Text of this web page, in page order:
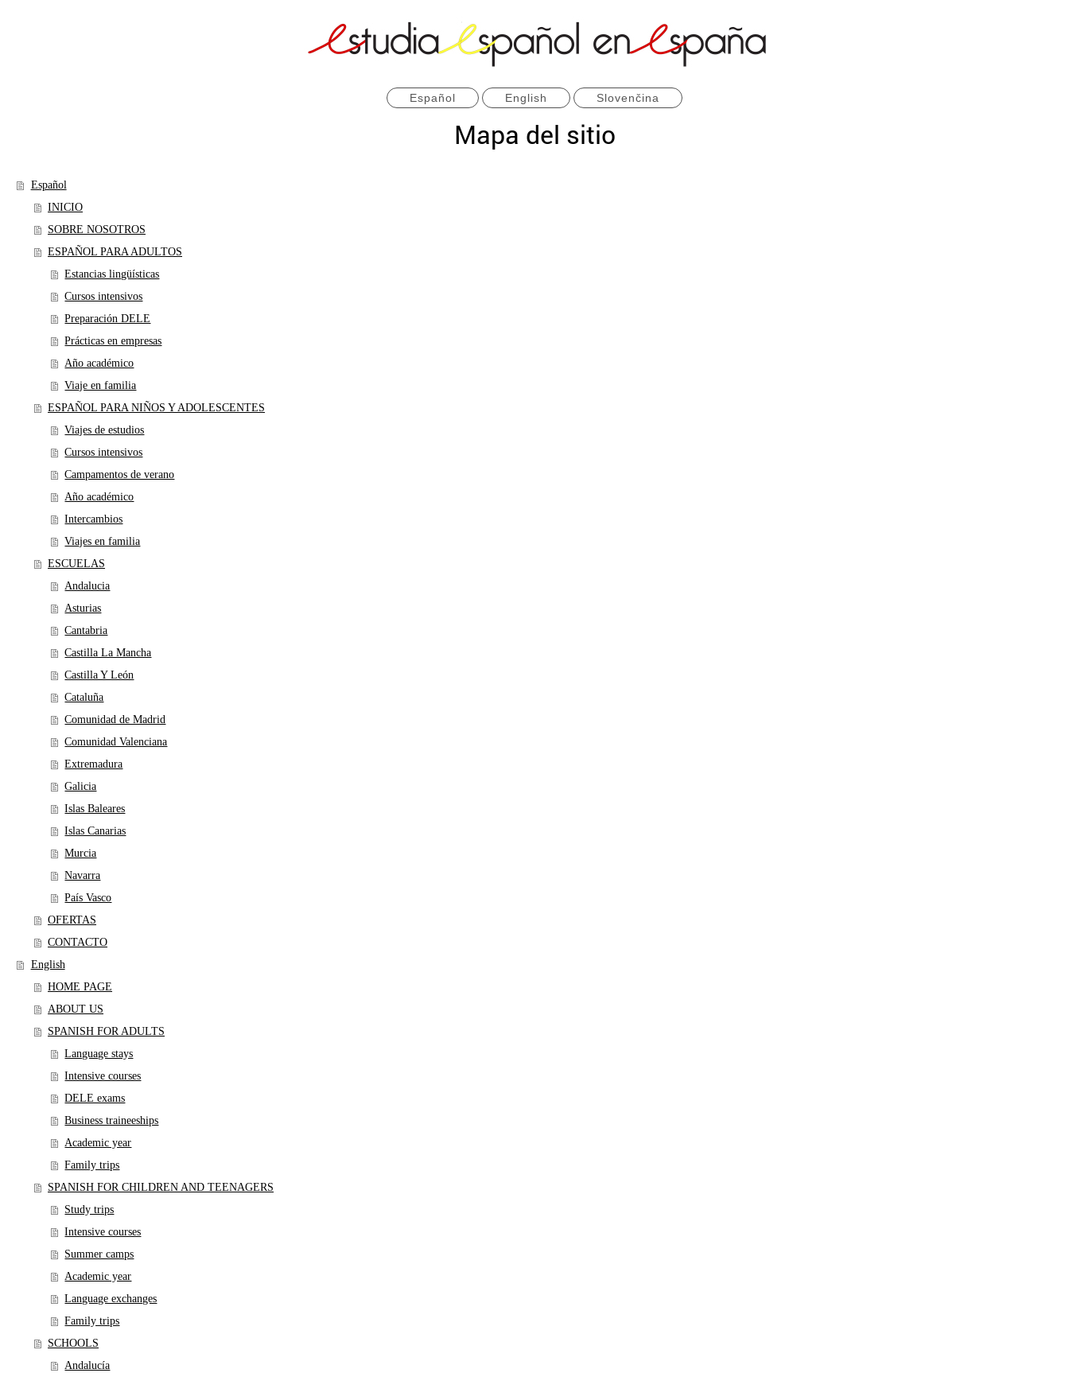
Español English Slovenčina
Mapa del sitio
Español
INICIO
SOBRE NOSOTROS
ESPAÑOL PARA ADULTOS
Estancias lingüísticas
Cursos intensivos
Preparación DELE
Prácticas en empresas
Año académico
Viaje en familia
ESPAÑOL PARA NIÑOS Y ADOLESCENTES
Viajes de estudios
Cursos intensivos
Campamentos de verano
Año académico
Intercambios
Viajes en familia
ESCUELAS
Andalucia
Asturias
Cantabria
Castilla La Mancha
Castilla Y León
Cataluña
Comunidad de Madrid
Comunidad Valenciana
Extremadura
Galicia
Islas Baleares
Islas Canarias
Murcia
Navarra
País Vasco
OFERTAS
CONTACTO
English
HOME PAGE
ABOUT US
SPANISH FOR ADULTS
Language stays
Intensive courses
DELE exams
Business traineeships
Academic year
Family trips
SPANISH FOR CHILDREN AND TEENAGERS
Study trips
Intensive courses
Summer camps
Academic year
Language exchanges
Family trips
SCHOOLS
Andalucía